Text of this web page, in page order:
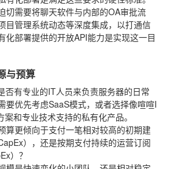
切需要将聊天软件与内部的OA审批流
目管理系统动态等深度集成，以打通信
化部署提供的开放API能力是实现这一目
与预算
否有专业的IT人员来负责服务器的日常
要优先考虑SaaS模式，或者选择像喧喧I
和专业技术支持的私有化产品。
算更倾向于支付一笔相对较高的初期建
），还是按期支付持续的运营订阅
）？